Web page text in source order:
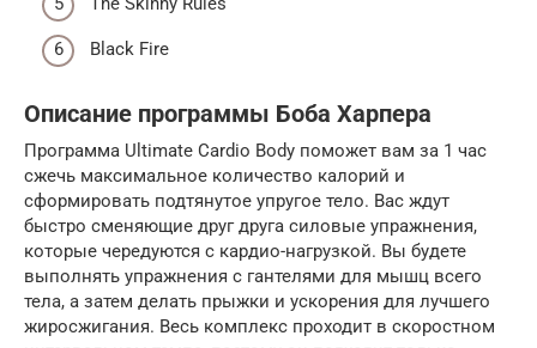
Black Fire
Описание программы Боба Харпера
Программа Ultimate Cardio Body поможет вам за 1 час
сжечь максимальное количество калорий и
сформировать подтянутое упругое тело. Вас ждут
быстро сменяющие друг друга силовые упражнения,
которые чередуются с кардио-нагрузкой. Вы будете
выполнять упражнения с гантелями для мышц всего
тела, а затем делать прыжки и ускорения для лучшего
жиросжигания. Весь комплекс проходит в скоростном